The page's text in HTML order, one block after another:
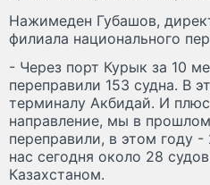
Нажимеден Губашов,
филиала национального
- Через порт Курык за 10
переправили 153 судна. В
терминалу Акбидай. И
направление, мы в
переправили, в этом году
нас сегодня около 28
Казахстаном.